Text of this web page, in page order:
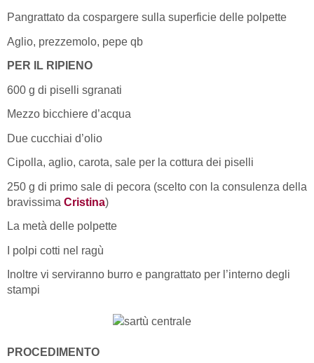
Pangrattato da cospargere sulla superficie delle polpette
Aglio, prezzemolo, pepe qb
PER IL RIPIENO
600 g di piselli sgranati
Mezzo bicchiere d’acqua
Due cucchiai d’olio
Cipolla, aglio, carota, sale per la cottura dei piselli
250 g di primo sale di pecora (scelto con la consulenza della
bravissima Cristina)
La metà delle polpette
I polpi cotti nel ragù
Inoltre vi serviranno burro e pangrattato per l’interno degli
stampi
PROCEDIMENTO